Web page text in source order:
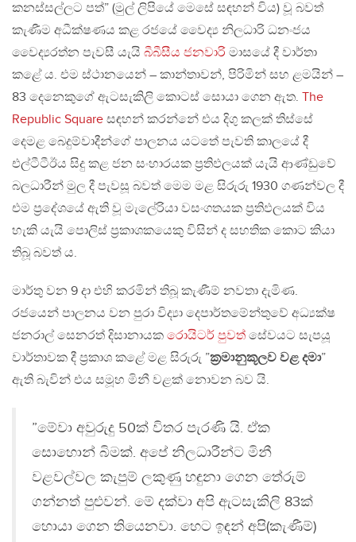
කනස්සල්ලට පත්” (මුල් ලිපියේ මෙසේ සඳහන් විය) වූ බවත්
කැණීම අධීක්ෂණය කළ රජයේ වෛද්‍ය නිලධාරි ධනංජය
වෛද්‍යරත්න පැවසී යැයි බීබීසීය ජනවාරි මාසයේ දී වාර්තා
කළේ ය. එම ස්ථානයෙන් – කාන්තාවන්, පිරිමින් සහ ළමයින් –
83 දෙනෙකුගේ ඇටසැකිලි කොටස් සොයා ගෙන ඇත. The
Republic Square සඳහන් කරන්නේ එය දිගු කලක් තිස්සේ
දෙමළ බෙදුම්වාදීන්ගේ පාලනය යටතේ පැවති කාලයේ දී
එල්ටීටීඊය සිදු කළ ජන සංහාරයක ප‍්‍රතිඵලයක් යැයි ආණ්ඩුවේ
බලධාරීන් මුල දී පැවසූ බවත් මෙම මළ සිරුරු 1930 ගණන්වල දී
එම ප‍්‍රදේශයේ ඇති වූ මැලේරියා වසංගතයක ප‍්‍රතිඵලයක් විය
හැකි යැයි පොලිස් ප‍්‍රකාශකයෙකු විසින් ද සහතික කොට කියා
තිබූ බවත් ය.
මාර්තු වන 9 දා එහි කරමින් තිබූ කැණීම් නවතා දැමිණ.
රජයෙන් පාලනය වන පුරා විද්‍යා දෙපාර්තමේන්තුවේ අධ්‍යක්ෂ
ජනරාල් සෙනරත් දිසානායක රොයිටර් පුවත් සේවයට සැපයූ
වාර්තාවක දී ප‍්‍රකාශ කළේ මළ සිරුරු ”ක‍්‍රමානුකූලව වළ දමා”
ඇති බැවින් එය සමූහ මිනී වළක් නොවන බව යි.
”මේවා අවුරුදු 50ක් විතර පැරණි යි. ඒක
සොහොන් බිමක්. අපේ නිලධාරීන්ට මිනී
වළවල්වල කැපුම් ලකුණු හඳුනා ගෙන තේරුම්
ගන්නත් පුළුවන්. මේ දක්වා අපි ඇටසැකිලි 83ක්
හොයා ගෙන තියෙනවා. හෙට ඉඳන් අපි(කැණීම්)